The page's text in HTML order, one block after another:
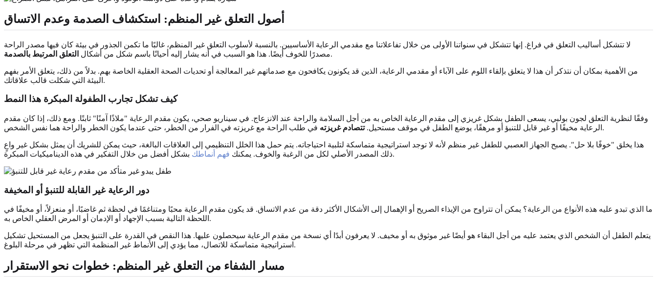
أصول التعلق غير المنظم: استكشاف الصدمة وعدم الاتساق
لا تتشكل أساليب التعلق في فراغ. إنها تتشكل في سنواتنا الأولى من خلال تفاعلاتنا مع مقدمي الرعاية الأساسيين. بالنسبة لأسلوب التعلق غير المنظم، غالبًا ما تكمن الجذور في بيئة كان فيها مصدر الراحة
مصدرًا للخوف أيضًا. هذا هو السبب في أنه يشار إليه أحيانًا باسم شكل من أشكال التعلق المرتبط بالصدمة .
من الأهمية بمكان أن نتذكر أن هذا لا يتعلق بإلقاء اللوم على الآباء أو مقدمي الرعاية، الذين قد يكونون يكافحون مع صدماتهم غير المعالجة أو تحديات الصحة العقلية الخاصة بهم. بدلاً من ذلك، يتعلق الأمر بفهم
البيئة التي شكلت قالب علاقاتك.
كيف تشكل تجارب الطفولة المبكرة هذا النمط
وفقًا لنظرية التعلق لجون بولبي، يسعى الطفل بشكل غريزي إلى مقدم الرعاية الخاص به من أجل السلامة والراحة عند الانزعاج. في سيناريو صحي، يكون مقدم الرعاية "ملاذًا آمنًا" ثابتًا. ومع ذلك، إذا كان مقدم
الرعاية مخيفًا أو غير قابل للتنبؤ أو مرهقًا، يوضع الطفل في موقف مستحيل.تتصادم غريزته في طلب الراحة مع غريزته في الفرار من الخطر، حتى عندما يكون الخطر والراحة هما نفس الشخص.
هذا يخلق "خوفًا بلا حل". يصبح الجهاز العصبي للطفل غير منظم لأنه لا توجد استراتيجية متماسكة لتلبية احتياجاته. يتم حمل هذا الخلل التنظيمي إلى العلاقات البالغة، حيث يمكن للشريك أن يمثل بشكل غير واعٍ
ذلك المصدر الأصلي لكل من الرغبة والخوف. يمكنك فهم أنماطك بشكل أفضل من خلال التفكير في هذه الديناميكيات المبكرة.
دور الرعاية غير القابلة للتنبؤ أو المخيفة
ما الذي تبدو عليه هذه الأنواع من الرعاية؟ يمكن أن تتراوح من الإيذاء الصريح أو الإهمال إلى الأشكال الأكثر دقة من عدم الاتساق. قد يكون مقدم الرعاية محبًا ومتناغمًا في لحظة ثم غاضبًا، أو منعزلاً، أو مخيفًا في
اللحظة التالية بسبب الإجهاد أو الإدمان أو المرض العقلي الخاص به.
يتعلم الطفل أن الشخص الذي يعتمد عليه من أجل البقاء هو أيضًا غير موثوق به أو مخيف. لا يعرفون أبدًا أي نسخة من مقدم الرعاية سيحصلون عليها. هذا النقص في القدرة على التنبؤ يجعل من المستحيل تشكيل
استراتيجية متماسكة للاتصال، مما يؤدي إلى الأنماط غير المنظمة التي تظهر في مرحلة البلوغ.
مسار الشفاء من التعلق غير المنظم: خطوات نحو الاستقرار